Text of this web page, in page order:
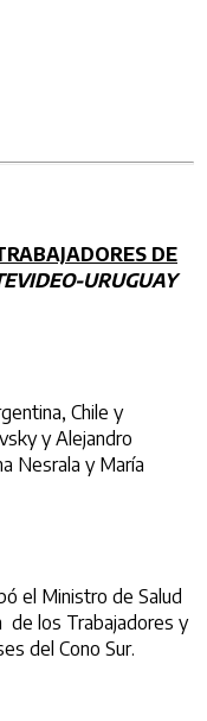
DE
URUGUAY
Chile y
y Alejandro
Nesrala y María
el Ministro de Salud
de los Trabajadores y
del Cono Sur.